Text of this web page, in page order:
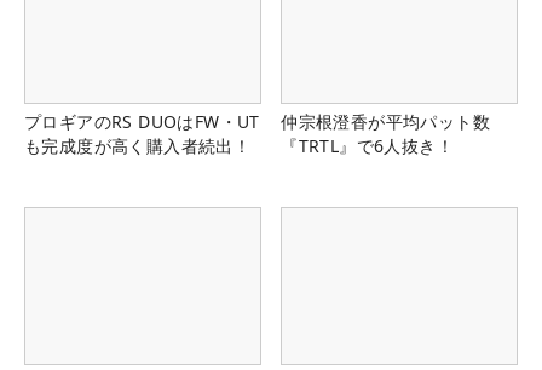
プロギアのRS DUOはFW・UT
も完成度が高く購入者続出！
仲宗根澄香が平均パット数
『TRTL』で6人抜き！